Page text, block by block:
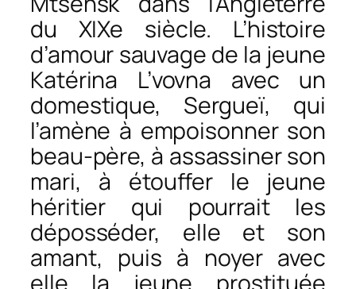
du XIXe siècle. L’histoire
d’amour sauvage de la jeune
Katérina L’vovna avec un
domestique, Sergueï, qui
l’amène à empoisonner son
beau-père, à assassiner son
mari, à étouffer le jeune
héritier qui pourrait les
déposséder, elle et son
amant, puis à noyer avec